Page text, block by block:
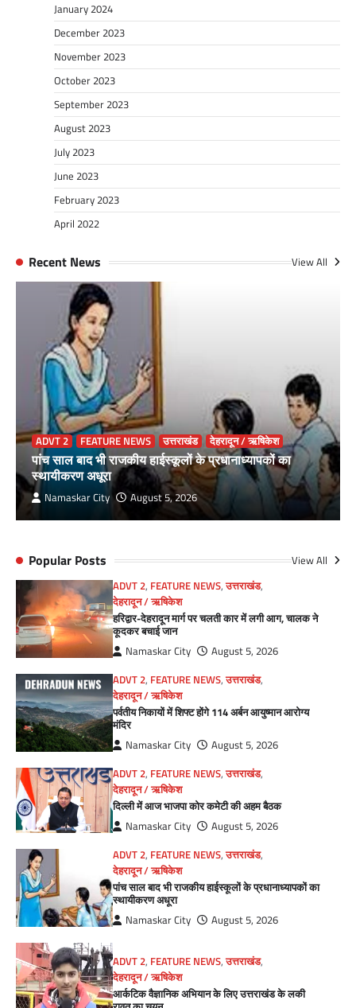
January 2024
December 2023
November 2023
October 2023
September 2023
August 2023
July 2023
June 2023
February 2023
April 2022
Recent News View All
ADVT 2 FEATURE NEWS उत्तराखंड देहरादून / ऋषिकेश
पांच साल बाद भी राजकीय हाईस्कूलों के प्रधानाध्यापकों का
स्थायीकरण अधूरा
Namaskar City August 5, 2026
Popular Posts View All
ADVT 2, FEATURE NEWS,उत्तराखंड,
देहरादून / ऋषिकेश
हरिद्वार-देहरादून मार्ग पर चलती कार में लगी आग, चालक ने
कूदकर बचाई जान
Namaskar City
August 5, 2026
ADVT 2, FEATURE NEWS,उत्तराखंड,
देहरादून / ऋषिकेश
पर्वतीय निकायों में शिफ्ट होंगे 114 अर्बन आयुष्मान आरोग्य
मंदिर
Namaskar City
August 5, 2026
ADVT 2, FEATURE NEWS,उत्तराखंड,
देहरादून / ऋषिकेश
दिल्ली में आज भाजपा कोर कमेटी की अहम बैठक
Namaskar City
August 5, 2026
ADVT 2, FEATURE NEWS,उत्तराखंड,
देहरादून / ऋषिकेश
पांच साल बाद भी राजकीय हाईस्कूलों के प्रधानाध्यापकों का
स्थायीकरण अधूरा
Namaskar City August 5, 2026
ADVT 2, FEATURE NEWS,उत्तराखंड,
देहरादून / ऋषिकेश
आर्कटिक वैज्ञानिक अभियान के लिए उत्तराखंड के लकी